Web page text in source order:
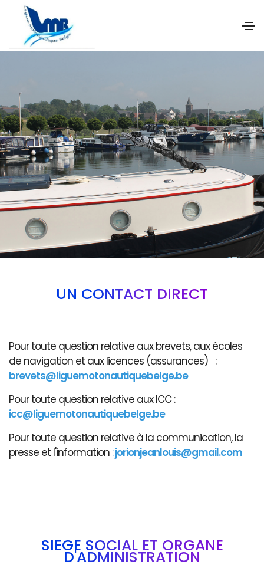
UN CONTACT DIRECT
Pour toute question relative aux brevets, aux écoles
de navigation et aux licences (assurances) :
brevets@liguemotonautiquebelge.be
Pour toute question relative aux ICC :
icc@liguemotonautiquebelge.be
Pour toute question relative à la communication, la
presse et l'information :jorionjeanlouis@gmail.com
SIÈGE SOCIAL ET ORGANE
D'ADMINISTRATION